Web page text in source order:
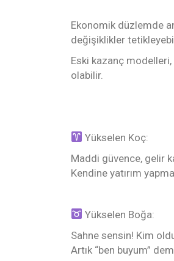
Ekonomik düzlemde
değişiklikler
Eski kazanç
olabilir.
Yükselen Koç:
Maddi güvence, gelir
Kendine yatırım
Yükselen Boğa:
Sahne sensin! Kim
Artık “ben buyum”